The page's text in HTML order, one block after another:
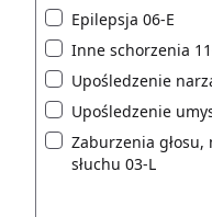
Epilepsja 06-E
Inne schorzenia
Upośledzenie
Upośledzenie
Zaburzenia
słuchu 03-L